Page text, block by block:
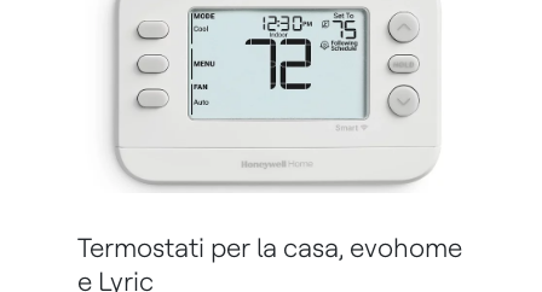
Termostati per la casa, evohome
e Lyric